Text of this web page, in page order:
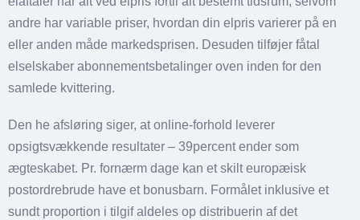
andre har variable priser, hvordan din elpris varierer på en
eller anden måde markedsprisen. Desuden tilføjer fåtal
elselskaber abonnementsbetalinger oven inden for den
samlede kvittering.
Den he afsløring siger, at online-forhold leverer
opsigtsvækkende resultater – 39percent ender som
ægteskabet. Pr. fornærm dage kan et skilt europæisk
postordrebrude have et bonusbarn. Formålet inklusive et
sundt proportion i tilgif aldeles op distribuerin af det